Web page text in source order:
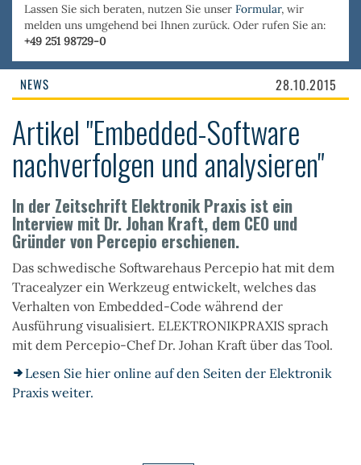
Lassen Sie sich beraten, nutzen Sie unser Formular, wir
melden uns umgehend bei Ihnen zurück. Oder rufen Sie an:
+49 251 98729-0
NEWS 28.10.2015
Artikel "Embedded-Software
nachverfolgen und analysieren"
In der Zeitschrift Elektronik Praxis ist ein
Interview mit Dr. Johan Kraft, dem CEO und
Gründer von Percepio erschienen.
Das schwedische Softwarehaus Percepio hat mit dem
Tracealyzer ein Werkzeug entwickelt, welches das
Verhalten von Embedded-Code während der
Ausführung visualisiert. ELEKTRONIKPRAXIS sprach
mit dem Percepio-Chef Dr. Johan Kraft über das Tool.
Lesen Sie hier online auf den Seiten der Elektronik
Praxis weiter.